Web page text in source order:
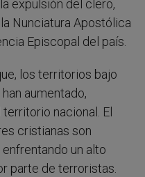
expulsión del clero,
Nunciatura Apostólica
Episcopal del país.
los territorios bajo
aumentado,
nacional. El
cristianas son
un alto
parte de terroristas.